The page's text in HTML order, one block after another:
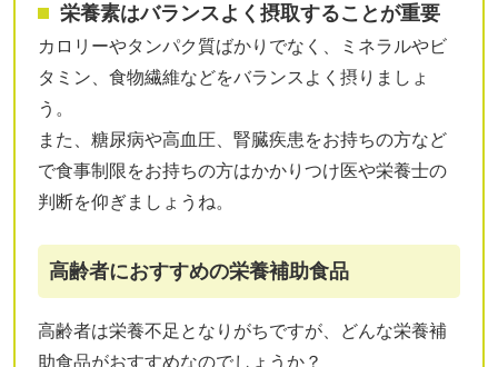
栄養素はバランスよく摂取することが重要
カロリーやタンパク質ばかりでなく、ミネラルやビ
タミン、食物繊維などをバランスよく摂りましょ
う。
また、糖尿病や高血圧、腎臓疾患をお持ちの方など
で食事制限をお持ちの方はかかりつけ医や栄養士の
判断を仰ぎましょうね。
高齢者におすすめの栄養補助食品
高齢者は栄養不足となりがちですが、どんな栄養補
助食品がおすすめなのでしょうか？